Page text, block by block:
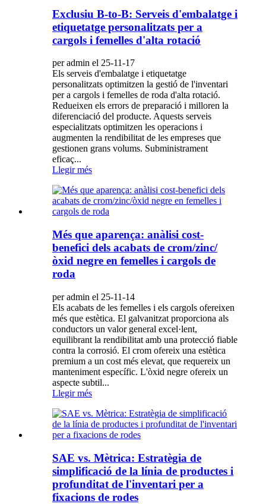
Exclusiu B-to-B: Serveis d'embalatge i
etiquetatge personalitzats per a
cargols i femelles d'alta rotació
per admin el 25-11-17
Els serveis d'embalatge i etiquetatge
personalitzats optimitzen la gestió de l'inventari
per a cargols i femelles de roda d'alta rotació.
Redueixen els errors de preparació i milloren la
diferenciació del producte. Aquests serveis
especialitzats optimitzen les operacions i
augmenten la rendibilitat de les empreses que
gestionen grans volums. Subministrament
eficaç...
Llegir més
Més que aparença: anàlisi cost-
benefici dels acabats de crom/zinc/
òxid negre en femelles i cargols de
roda
per admin el 25-11-14
Els acabats de les femelles i els cargols ofereixen
més que estètica. El galvanitzat proporciona als
conductors un valor general excel·lent,
equilibrant la rendibilitat amb una protecció fiable
contra la corrosió. El crom ofereix una estètica
premium a un cost més elevat, que requereix un
manteniment específic. L'òxid negre ofereix un
aspecte subtil...
Llegir més
SAE vs. Mètrica: Estratègia de
simplificació de la línia de productes i
profunditat de l'inventari per a
fixacions de rodes